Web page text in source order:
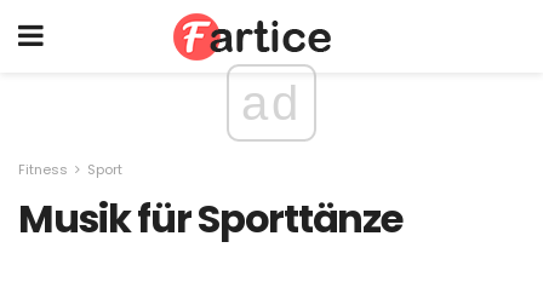
ad
Fitness Sport
Musik für Sporttänze